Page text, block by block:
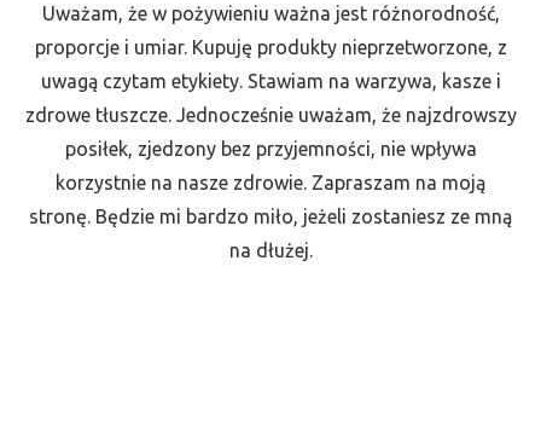
Uważam, że w pożywieniu ważna jest różnorodność,
proporcje i umiar. Kupuję produkty nieprzetworzone, z
uwagą czytam etykiety. Stawiam na warzywa, kasze i
zdrowe tłuszcze. Jednocześnie uważam, że najzdrowszy
posiłek, zjedzony bez przyjemności, nie wpływa
korzystnie na nasze zdrowie. Zapraszam na moją
stronę. Będzie mi bardzo miło, jeżeli zostaniesz ze mną
na dłużej.